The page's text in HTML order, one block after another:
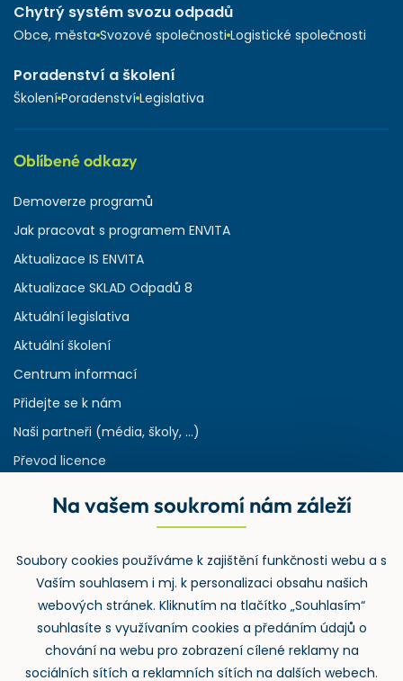
Chytrý systém svozu odpadů
Obce, města Svozové společnosti Logistické společnosti
Poradenství a školení
Školení Poradenství Legislativa
Oblíbené odkazy
Demoverze programů
Jak pracovat s programem ENVITA
Aktualizace IS ENVITA
Aktualizace SKLAD Odpadů 8
Aktuální legislativa
Aktuální školení
Centrum informací
Přidejte se k nám
Naši partneři (média, školy, ...)
Převod licence
Rejstřík používaných zkratek v odpadech
Zpětný odběr
Na vašem soukromí nám záleží
Soubory cookies používáme k zajištění funkčnosti webu a s
Vaším souhlasem i mj. k personalizaci obsahu našich
webových stránek. Kliknutím na tlačítko „Souhlasím“
souhlasíte s využívaním cookies a předáním údajů o
chování na webu pro zobrazení cílené reklamy na
sociálních sítích a reklamních sítích na dalších webech.